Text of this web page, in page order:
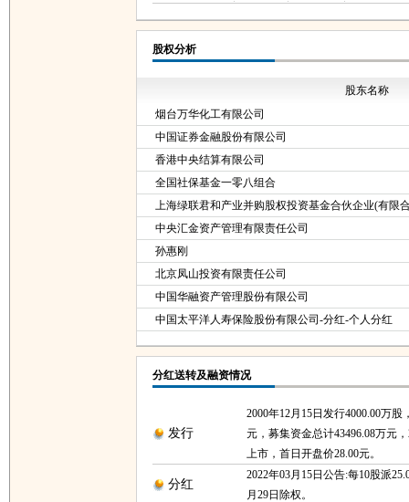
股权分析
股东名称
烟台万华化工有限公司
中国证券金融股份有限公司
香港中央结算有限公司
全国社保基金一零八组合
上海绿联君和产业并购股权投资基金合伙企业(有限
中央汇金资产管理有限责任公司
孙惠刚
北京凤山投资有限责任公司
中国华融资产管理股份有限公司
中国太平洋人寿保险股份有限公司-分红-个人分红
分红送转及融资情况
发行
2000年12月15日发行4000.00万股
元，募集资金总计43496.08万元
上市，首日开盘价28.00元。
分红
2022年03月15日公告:每10股派
月29日除权。